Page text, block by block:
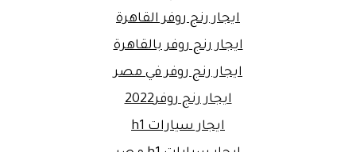
ايجار رنج روفر القاهرة
ايجار رنج روفر بالقاهرة
ايجار رنج روفر في مصر
ايجار رنج روفر2022
ايجار سيارات h1